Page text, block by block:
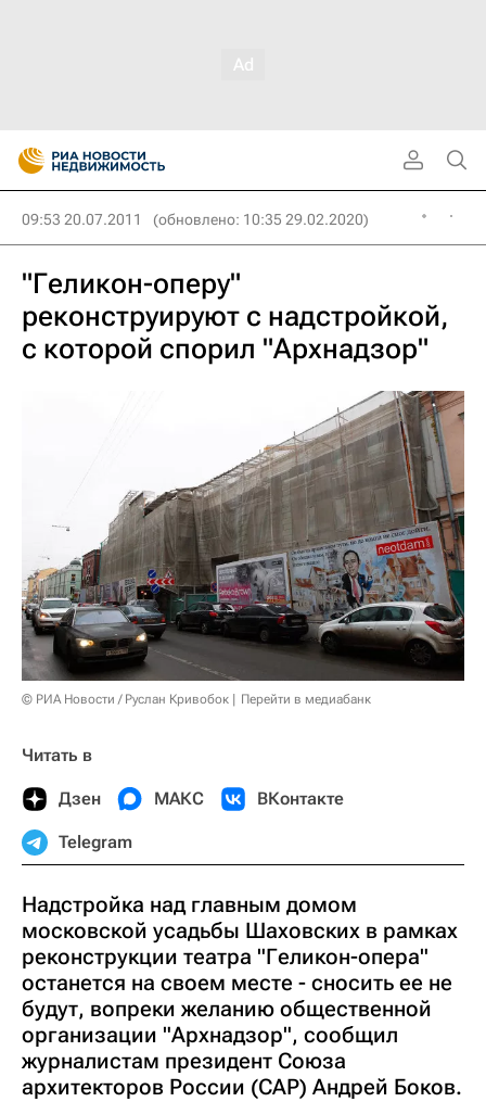
09:53 20.07.2011 (обновлено: 10:35 29.02.2020)
"Геликон-оперу"
реконструируют с надстройкой,
с которой спорил "Архнадзор"
© РИА Новости / Руслан Кривобок Перейти в медиабанк
Читать в
Дзен МАКС ВКонтакте
Telegram
Надстройка над главным домом
московской усадьбы Шаховских в рамках
реконструкции театра "Геликон-опера"
останется на своем месте - сносить ее не
будут, вопреки желанию общественной
организации "Архнадзор", сообщил
журналистам президент Союза
архитекторов России (САР) Андрей Боков.